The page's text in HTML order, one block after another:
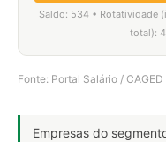
Saldo: 534 • Rotatividade
total):
Fonte: Portal Salário /
Empresas do